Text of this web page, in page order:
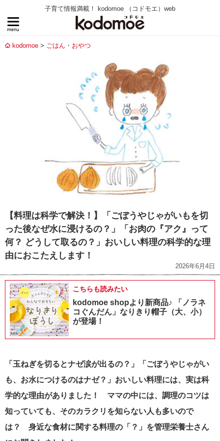
子育て情報満載！ kodomoe （コドモエ）web
kodomoe ごはん・おやつ
【料理は科学で解決！】「ごぼうやじゃがいもを切
った後なぜ水に浸けるの？」「お肉の『アク』って
何？ どうして取るの？」おいしい料理の科学的な理
由におこたえします！
2026年6月4日
こちらも読みたい
kodomoe shopより新商品♪ 「ノラネ
コぐんだん」なりきり帽子（大、小）
が登場！
「玉ねぎを切るとナゼ涙が出るの？」「ごぼうやじゃがい
も、お水につけるのはナゼ？」おいしい料理には、実は科
学的な理由がありました！ ママの中には、調理のコツは
知っていても、そのカラクリを知らない人も多いので
は？ 身近な食材に関する料理の「？」を管理栄養士さん